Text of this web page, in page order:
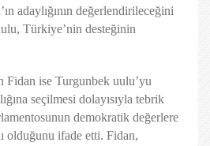
adaylığının değerlendirileceğini
Türkiye’nin desteğinin
Fidan ise Turgunbek uulu’yu
seçilmesi dolayısıyla tebrik
demokratik değerlere
olduğunu ifade etti. Fidan,